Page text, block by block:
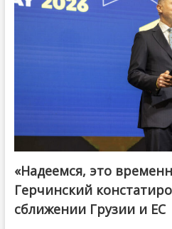
«Надеемся, это
Герчинский
сближении Грузии и ЕС